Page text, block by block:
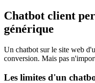
Chatbot client
générique
Un chatbot sur le site web
conversion. Mais pas
Les limites d'un